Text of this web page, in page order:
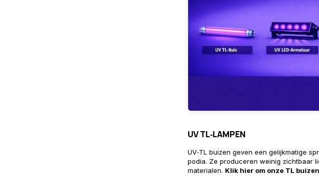
UV TL‑LAMPEN
UV‑TL buizen geven een gelijkmatige
podia. Ze produceren weinig zichtbaar
materialen. Klik hier om onze TL